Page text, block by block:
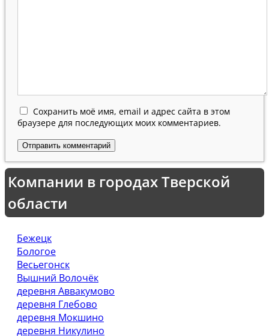
Сохранить моё имя, email и адрес сайта в этом
браузере для последующих моих комментариев.
Компании в городах Тверской
области
Бежецк
Бологое
Весьегонск
Вышний Волочёк
деревня Аввакумово
деревня Глебово
деревня Мокшино
деревня Никулино